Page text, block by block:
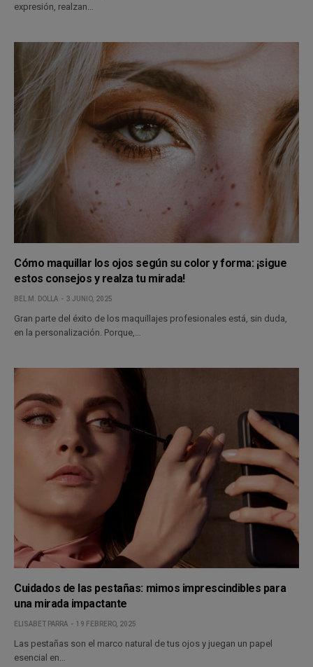
expresión, realzan…
Cómo maquillar los ojos según su color y forma: ¡sigue
estos consejos y realza tu mirada!
BEL M. DOLLA 3 JUNIO, 2025
Gran parte del éxito de los maquillajes profesionales está, sin duda,
en la personalización. Porque,…
Cuidados de las pestañas: mimos imprescindibles para
una mirada impactante
ELISABET PARRA 19 FEBRERO, 2025
Las pestañas son el marco natural de tus ojos y juegan un papel
esencial en…